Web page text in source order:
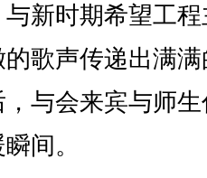
新时期希望工
的歌声传递出满
与会来宾与师
间。